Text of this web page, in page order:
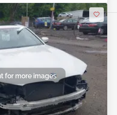
for more images